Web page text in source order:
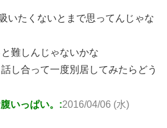
いたくないとまで思ってんじゃな
難しんじゃないかな
し合って一度別居してみたらどう
いっぱい。:2016/04/06 (水)